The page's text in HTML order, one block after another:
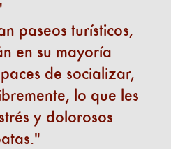
paseos turísticos,
en su mayoría
de socializar,
lo que les
y dolorosos